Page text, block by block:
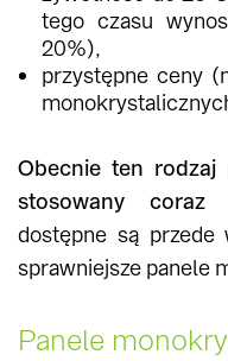
tego czasu
20%),
przystępne ceny
Obecnie ten rodzaj
stosowany coraz
dostępne są przede
sprawniejsze panele
Panele